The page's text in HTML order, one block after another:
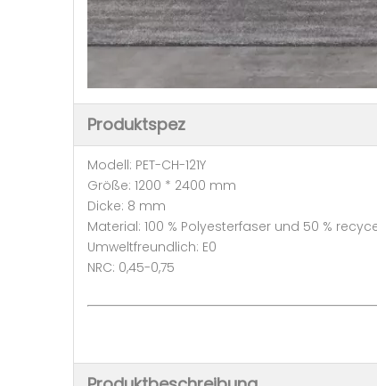
Produktspez
Modell: PET-CH-121Y
Größe: 1200 * 2400 mm
Dicke: 8 mm
Material: 100 % Polyesterfaser und 50 %
Umweltfreundlich: E0
NRC: 0,45-0,75